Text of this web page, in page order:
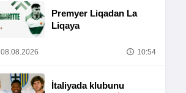
Premyer Liqadan La
Liqaya
08.08.2026 10:54
İtaliyada klubunu